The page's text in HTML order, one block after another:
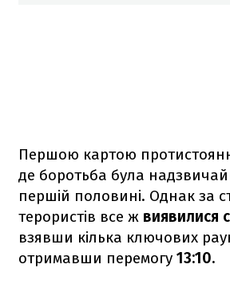
Першою картою
де боротьба була
першій половині. Однак за
терористів все ж виявилися
взявши кілька ключових
отримавши перемогу 13:10.